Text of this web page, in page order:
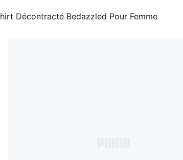
Décontracté Bedazzled Pour Femme